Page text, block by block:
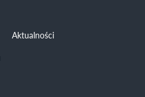
Aktualności